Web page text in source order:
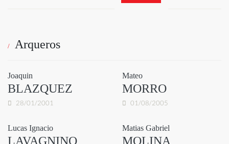
Arqueros
Joaquin
BLAZQUEZ
28/01/2001
Mateo
MORRO
01/08/2005
Lucas Ignacio
LAVAGNINO
Matias Gabriel
MOLINA